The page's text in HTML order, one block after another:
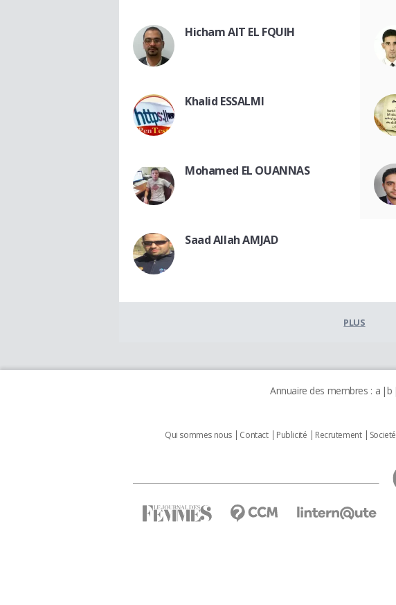
Hicham AIT EL FQUIH
Khalid ESSALMI
Mohamed EL OUANNAS
Saad Allah AMJAD
PLUS
Annuaire des membres : a b
Qui sommes nous Contact Publicité Recrutement Societé